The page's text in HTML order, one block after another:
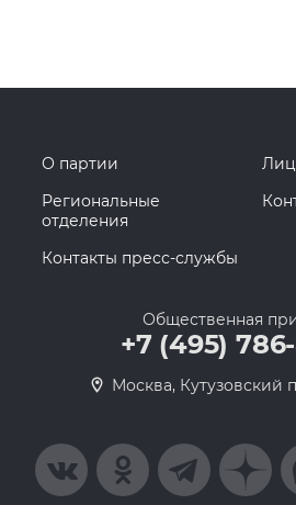
О партии
Региональные
отделения
Контакты пресс-службы
Общественная
+7 (495)
Москва, Кутузовский